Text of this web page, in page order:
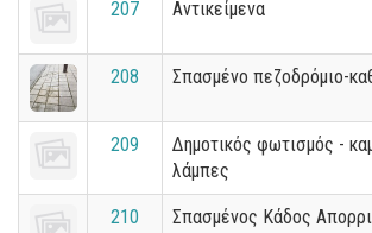
207 Αντικείμενα
208 Σπασμένο πεζοδρόμιο-
209
Δημοτικός φωτισμός -
λάμπες
210 Σπασμένος Κάδος